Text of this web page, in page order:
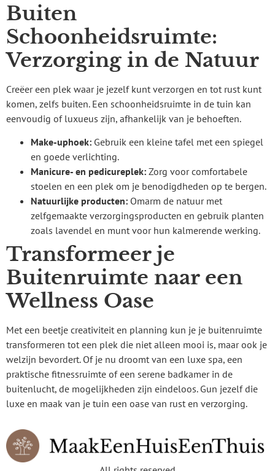
Buiten
Schoonheidsruimte:
Verzorging in de Natuur
Creëer een plek waar je jezelf kunt verzorgen en tot rust kunt
komen, zelfs buiten. Een schoonheidsruimte in de tuin kan
eenvoudig of luxueus zijn, afhankelijk van je behoeften.
Make-uphoek: Gebruik een kleine tafel met een spiegel
en goede verlichting.
Manicure- en pedicureplek: Zorg voor comfortabele
stoelen en een plek om je benodigdheden op te bergen.
Natuurlijke producten: Omarm de natuur met
zelfgemaakte verzorgingsproducten en gebruik planten
zoals lavendel en munt voor hun kalmerende werking.
Transformeer je
Buitenruimte naar een
Wellness Oase
Met een beetje creativiteit en planning kun je je buitenruimte
transformeren tot een plek die niet alleen mooi is, maar ook je
welzijn bevordert. Of je nu droomt van een luxe spa, een
praktische fitnessruimte of een serene badkamer in de
buitenlucht, de mogelijkheden zijn eindeloos. Gun jezelf die
luxe en maak van je tuin een oase van rust en verzorging.